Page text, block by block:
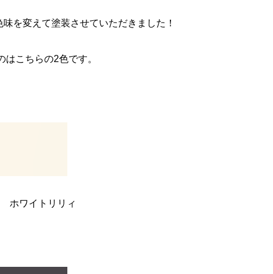
を変えて塗装させていただきました！
はこちらの2色です。
ホワイトリリィ